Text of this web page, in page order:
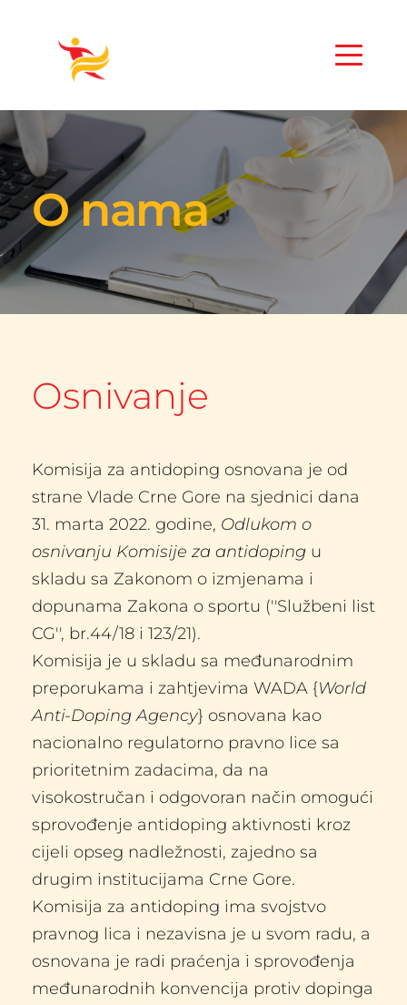
O nama
Osnivanje
Komisija za antidoping osnovana je od
strane Vlade Crne Gore na sjednici dana
31. marta 2022. godine, Odlukom o
osnivanju Komisije za antidoping u
skladu sa Zakonom o izmjenama i
dopunama Zakona o sportu (''Službeni list
CG'', br.44/18 i 123/21).
Komisija je u skladu sa međunarodnim
preporukama i zahtjevima WADA {World
Anti-Doping Agency} osnovana kao
nacionalno regulatorno pravno lice sa
prioritetnim zadacima, da na
visokostručan i odgovoran način omogući
sprovođenje antidoping aktivnosti kroz
cijeli opseg nadležnosti, zajedno sa
drugim institucijama Crne Gore.
Komisija za antidoping ima svojstvo
pravnog lica i nezavisna je u svom radu, a
osnovana je radi praćenja i sprovođenja
međunarodnih konvencija protiv dopinga